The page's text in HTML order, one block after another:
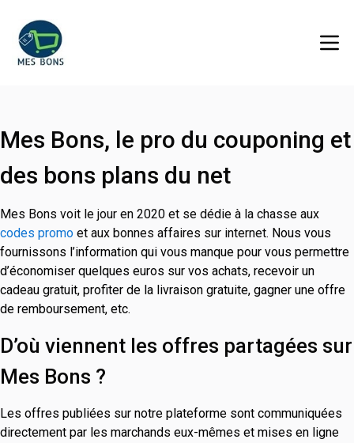
Mes Bons, le pro du couponing et
des bons plans du net
Mes Bons voit le jour en 2020 et se dédie à la chasse aux
codes promo et aux bonnes affaires sur internet. Nous vous
fournissons l’information qui vous manque pour vous permettre
d’économiser quelques euros sur vos achats, recevoir un
cadeau gratuit, profiter de la livraison gratuite, gagner une offre
de remboursement, etc.
D’où viennent les offres partagées sur
Mes Bons ?
Les offres publiées sur notre plateforme sont communiquées
directement par les marchands eux-mêmes et mises en ligne